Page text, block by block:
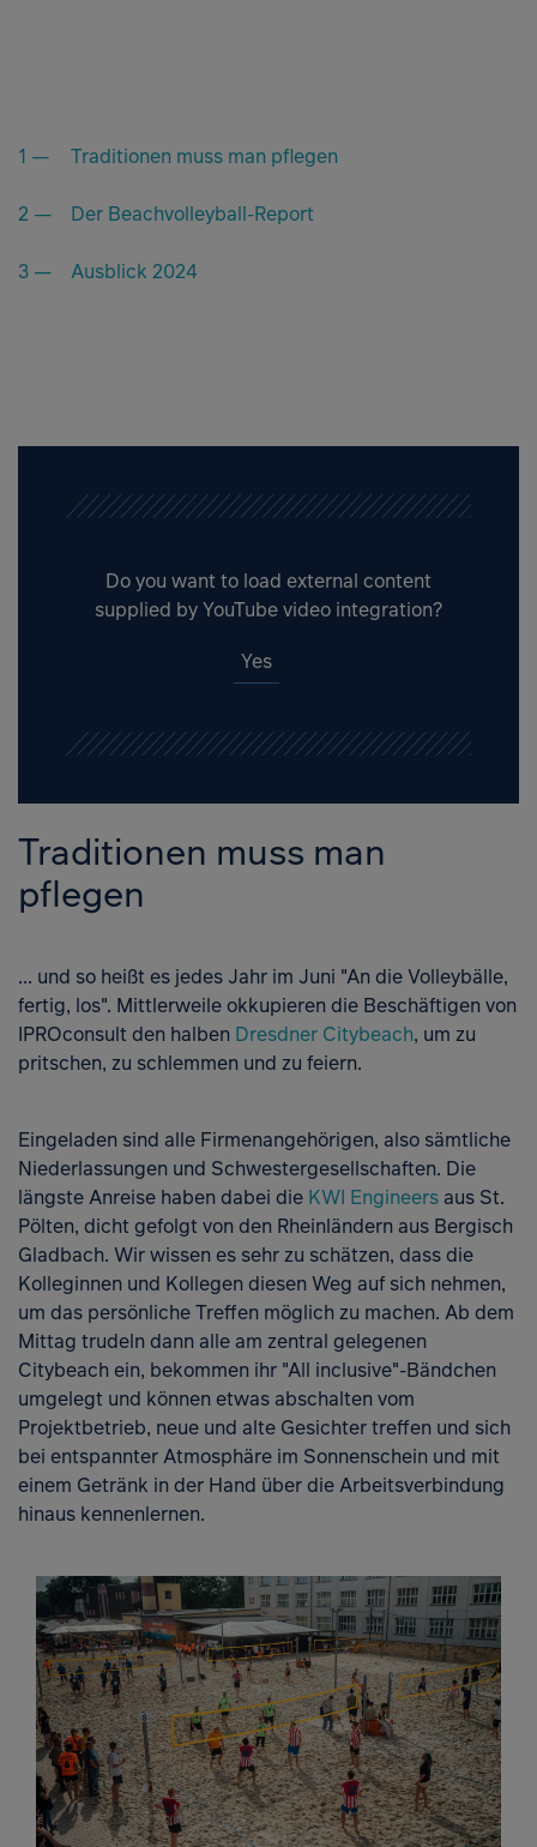
Traditionen muss man pflegen
Der Beachvolleyball-Report
Ausblick 2024
Do you want to load external content
supplied byYouTube video integration?
Yes
Traditionen muss man
pflegen
... und so heißt es jedes Jahr im Juni "An die Volleybälle,
fertig, los". Mittlerweile okkupieren die Beschäftigen von
IPROconsult den halben Dresdner Citybeach, um zu
pritschen, zu schlemmen und zu feiern.
Eingeladen sind alle Firmenangehörigen, also sämtliche
Niederlassungen und Schwestergesellschaften. Die
längste Anreise haben dabei die KWI Engineersaus St.
Pölten, dicht gefolgt von den Rheinländern aus Bergisch
Gladbach. Wir wissen es sehr zu schätzen, dass die
Kolleginnen und Kollegen diesen Weg auf sich nehmen,
um das persönliche Treffen möglich zu machen. Ab dem
Mittag trudeln dann alle am zentral gelegenen
Citybeach ein, bekommen ihr "All inclusive"-Bändchen
umgelegt und können etwas abschalten vom
Projektbetrieb, neue und alte Gesichter treffen und sich
bei entspannter Atmosphäre im Sonnenschein und mit
einem Getränk in der Hand über die Arbeitsverbindung
hinaus kennenlernen.